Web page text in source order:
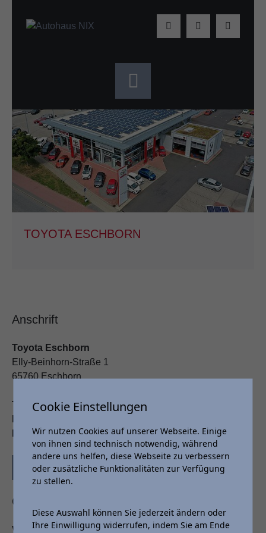
TOYOTA ESCHBORN
Anschrift
Toyota Eschborn
Elly-Beinhorn-Straße 1
65760 Eschborn
Telefon: 06196 88718-0
E-Mail:eschborn@auto-nix.de
Kontaktformular
Öffnungszeiten
Verkauf
Cookie Einstellungen
Wir nutzen Cookies auf unserer Webseite. Einige
von ihnen sind technisch notwendig, während
andere uns helfen, diese Webseite zu verbessern
oder zusätzliche Funktionalitäten zur Verfügung
zu stellen.
Diese Auswahl können Sie jederzeit ändern oder
Ihre Einwilligung widerrufen, indem Sie am Ende